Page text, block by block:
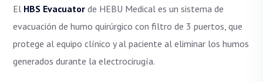
El HBS Evacuator de HEBU Medical es un sistema de
evacuación de humo quirúrgico con filtro de 3 puertos, que
protege al equipo clínico y al paciente al eliminar los humos
generados durante la electrocirugía.